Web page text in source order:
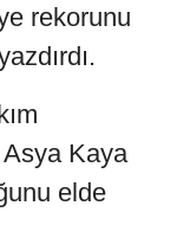
rekorunu
Kaya
elde